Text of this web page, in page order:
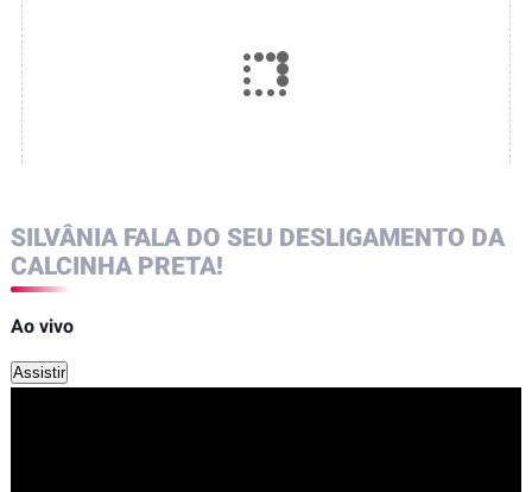
SILVÂNIA FALA DO SEU DESLIGAMENTO DA
CALCINHA PRETA!
Ao vivo
Assistir